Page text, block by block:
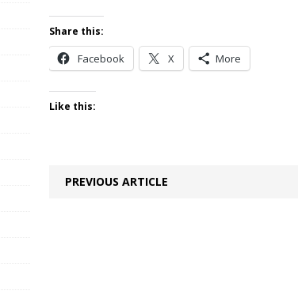
Share this:
Facebook X More
Like this:
PREVIOUS ARTICLE